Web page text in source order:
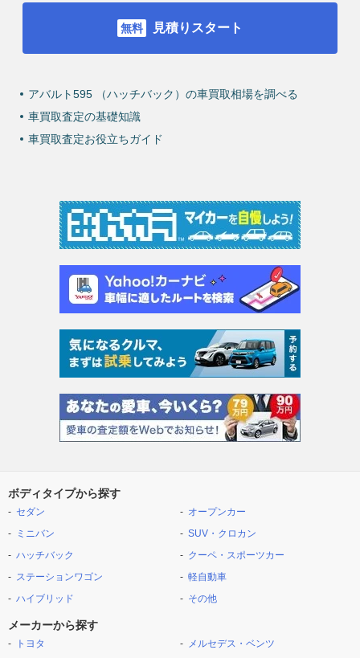
見積りスタート
アバルト595 （ハッチバック）の車買取相場を調べる
車買取査定の基礎知識
車買取査定お役立ちガイド
ボディタイプから探す
セダン
ミニバン
ハッチバック
ステーションワゴン
ハイブリッド
オープンカー
SUV・クロカン
クーペ・スポーツカー
軽自動車
その他
メーカーから探す
トヨタ
メルセデス・ベンツ